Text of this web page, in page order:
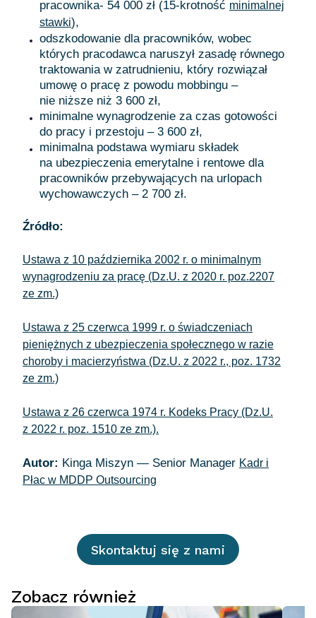
pracownika- 54 000 zł (15-krotność minimalnej
stawki),
odszkodowanie dla pracowników, wobec
których pracodawca naruszył zasadę równego
traktowania w zatrudnieniu, który rozwiązał
umowę o pracę z powodu mobbingu –
nie niższe niż 3 600 zł,
minimalne wynagrodzenie za czas gotowości
do pracy i przestoju – 3 600 zł,
minimalna podstawa wymiaru składek
na ubezpieczenia emerytalne i rentowe dla
pracowników przebywających na urlopach
wychowawczych – 2 700 zł.
Źródło:
Ustawa z 10 października 2002 r. o minimalnym
wynagrodzeniu za pracę (Dz.U. z 2020 r. poz.2207
ze zm.)
Ustawa z 25 czerwca 1999 r. o świadczeniach
pieniężnych z ubezpieczenia społecznego w razie
choroby i macierzyństwa (Dz.U. z 2022 r., poz. 1732
ze zm.)
Ustawa z 26 czerwca 1974 r. Kodeks Pracy (Dz.U.
z 2022 r. poz. 1510 ze zm.).
Autor: Kinga Miszyn — Senior Manager Kadr i
Płac w MDDP Outsourcing
Skontaktuj się z nami
Zobacz również